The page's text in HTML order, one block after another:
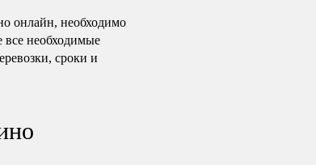
онлайн, необходимо
все необходимые
сроки и